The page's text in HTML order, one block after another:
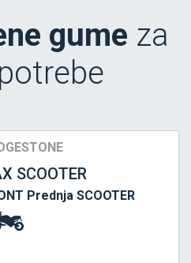
gume za
SCOOTER
Prednja SCOOTER